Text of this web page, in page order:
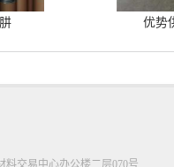
优势
交易中心办公楼二层070号